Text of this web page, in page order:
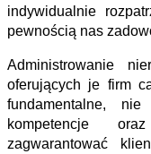
indywidualnie
pewnością nas
Administrowanie
oferujących je firm
fundamentalne,
kompetencje
zagwarantować